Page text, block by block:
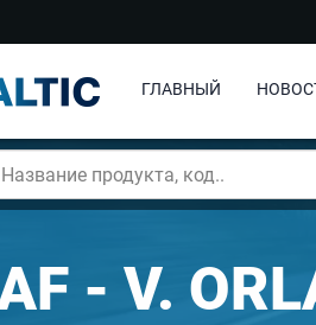
ГЛАВНЫЙ
- V.